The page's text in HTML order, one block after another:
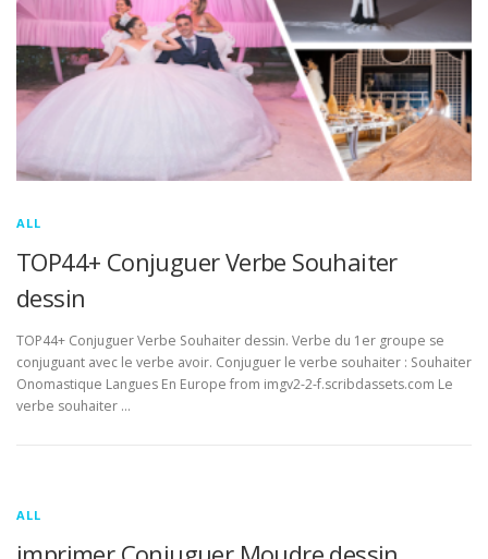
ALL
TOP44+ Conjuguer Verbe Souhaiter
dessin
TOP44+ Conjuguer Verbe Souhaiter dessin. Verbe du 1er groupe se
conjuguant avec le verbe avoir. Conjuguer le verbe souhaiter : Souhaiter
Onomastique Langues En Europe from imgv2-2-f.scribdassets.com Le
verbe souhaiter …
ALL